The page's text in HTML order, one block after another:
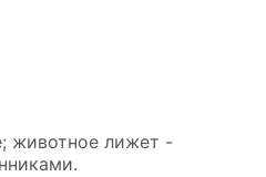
животное лижет -